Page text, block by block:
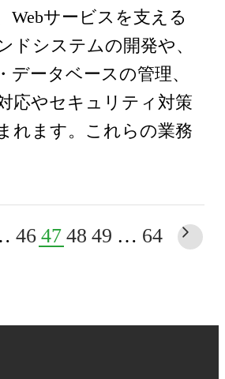
Webサービスを支える
ドシステムの開発や、
データベースの管理、
応やセキュリティ対策
れます。これらの業務
46 47 48 49 … 64